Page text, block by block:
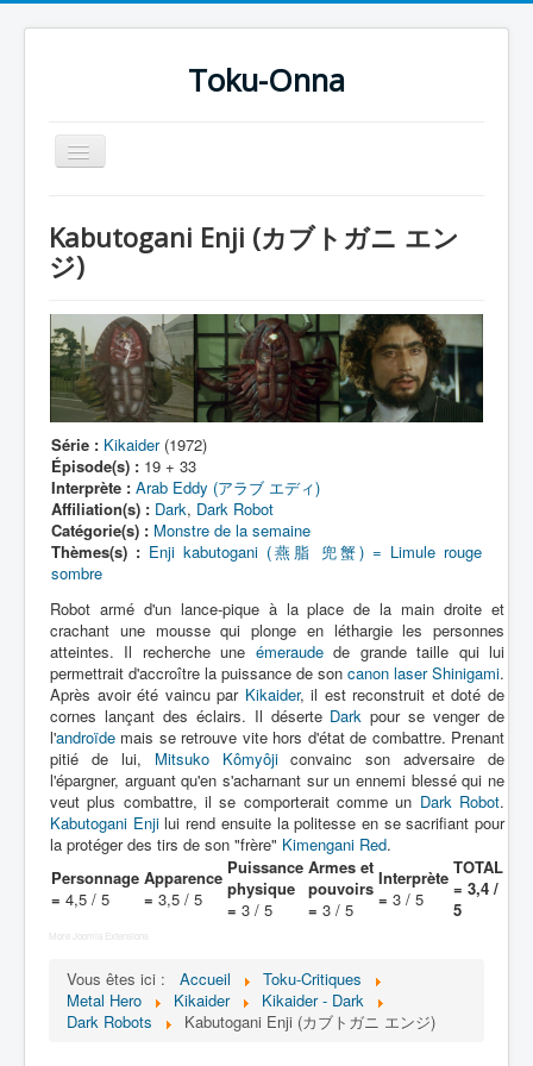
Toku-Onna
Basculer
la
Toku-Actrices
Séries
Films
COSAA
Dessins
Artiste Asperger
Lexique
Jinzô ningen Kikaider (人造 人間
キカイダー) = Androïde Kikaider
Série
Personnages
Mechas
Objets
Lieux
Chronologie
Fanservice
Kabutogani Enji (カブトガニ エン
ジ)
Série : Kikaider(1972)
Épisode(s) : 19 + 33
Interprète : Arab Eddy (アラブ エディ)
Affiliation(s) : Dark, Dark Robot
Catégorie(s) : Monstre de la semaine
Thèmes(s) : Enji kabutogani (燕脂 兜蟹) = Limule rouge
sombre
Robot armé d'un lance-pique à la place de la main droite et
crachant une mousse qui plonge en léthargie les personnes
atteintes. Il recherche une émeraudede grande taille qui lui
permettrait d'accroître la puissance de son canon laser Shinigami.
Après avoir été vaincu par Kikaider, il est reconstruit et doté de
cornes lançant des éclairs. Il déserte Dark pour se venger de
l'androïde mais se retrouve vite hors d'état de combattre. Prenant
pitié de lui, Mitsuko Kômyôjiconvainc son adversaire de
l'épargner, arguant qu'en s'acharnant sur un ennemi blessé qui ne
veut plus combattre, il se comporterait comme un Dark Robot.
Kabutogani Enjilui rend ensuite la politesse en se sacrifiant pour
la protéger des tirs de son "frère" Kimengani Red.
Personnage
= 4,5 / 5
Apparence
= 3,5 / 5
Puissance
physique
= 3 / 5
Armes et
pouvoirs
= 3 / 5
Interprète
= 3 / 5
TOTAL
= 3,4 /
5
More Joomla Extensions
Vous êtes ici : Accueil
Toku-Critiques
Metal Hero
Kikaider
Kikaider - Dark
Dark Robots
Kabutogani Enji (カブトガニ エンジ)